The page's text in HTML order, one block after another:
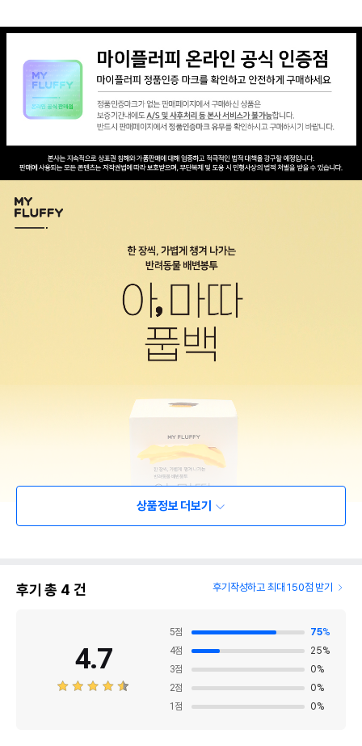
상품정보 더보기
후기 총 4 건 후기작성하고 최대 150점 받기
4.7
5점 75%
4점 25%
3점 0%
2점 0%
1 점 0%